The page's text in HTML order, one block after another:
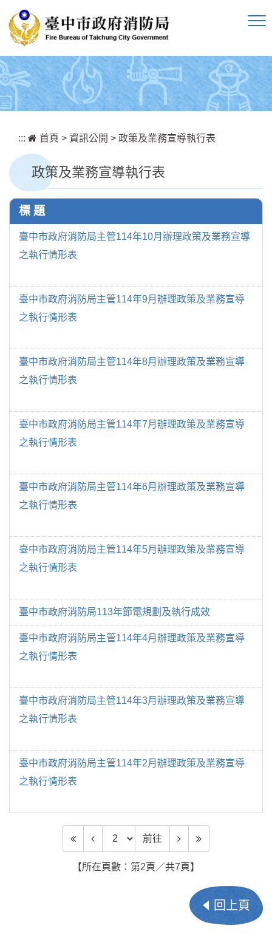
::: 首頁 > 資訊公開 > 政策及業務宣導執行表
政策及業務宣導執行表
標 題
臺中市政府消防局主管114年10月辦理政策及業務宣導
之執行情形表
臺中市政府消防局主管114年9月辦理政策及業務宣導
之執行情形表
臺中市政府消防局主管114年8月辦理政策及業務宣導
之執行情形表
臺中市政府消防局主管114年7月辦理政策及業務宣導
之執行情形表
臺中市政府消防局主管114年6月辦理政策及業務宣導
之執行情形表
臺中市政府消防局主管114年5月辦理政策及業務宣導
之執行情形表
臺中市政府消防局113年節電規劃及執行成效
臺中市政府消防局主管114年4月辦理政策及業務宣導
之執行情形表
臺中市政府消防局主管114年3月辦理政策及業務宣導
之執行情形表
臺中市政府消防局主管114年2月辦理政策及業務宣導
之執行情形表
前往頁數 前往
【所在頁數：第2頁／共7頁】
回上頁